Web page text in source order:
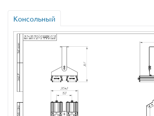
Консольный